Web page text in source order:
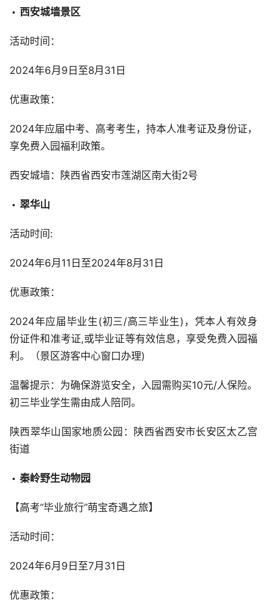
西安城墙景区
活动时间：
2024年6月9日至8月31日
优惠政策：
2024年应届中考、高考考生，持本人准考证及身份证，
享免费入园福利政策。
西安城墙：陕西省西安市莲湖区南大街2号
翠华山
活动时间:
2024年6月11日至2024年8月31日
优惠政策：
2024年应届毕业生(初三/高三毕业生)，凭本人有效身
份证件和准考证,或毕业证等有效信息，享受免费入园福
利。（景区游客中心窗口办理)
温馨提示：为确保游览安全，入园需购买10元/人保险。
初三毕业学生需由成人陪同。
陕西翠华山国家地质公园：陕西省西安市长安区太乙宫
街道
秦岭野生动物园
【高考“毕业旅行”萌宝奇遇之旅】
活动时间：
2024年6月9日至7月31日
优惠政策：